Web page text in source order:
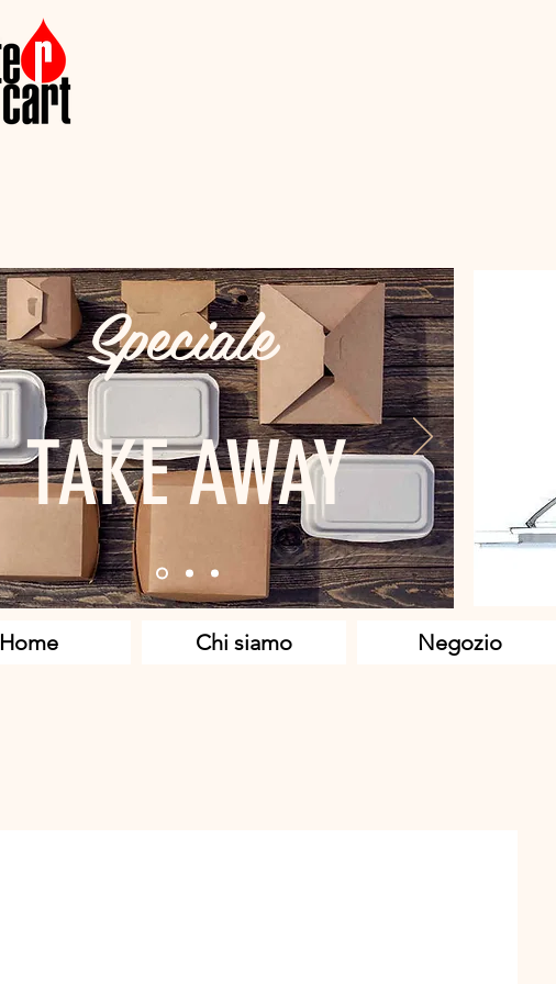
Speciale
TAKE AWAY
Home Chi siamo Negozio